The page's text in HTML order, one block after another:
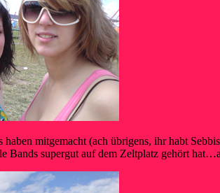
mitgemacht (ach übrigens, ihr habt
supergut auf dem Zeltplatz gehört